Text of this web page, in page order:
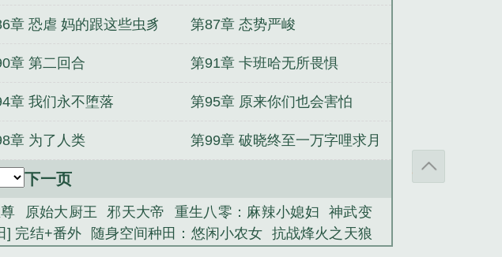
章 恐虐 妈的跟这些虫豸
起怎么能抢到手办
第87章 态势严峻
章 第二回合 第91章 卡班哈无所畏惧
章 我们永不堕落 第95章 原来你们也会害怕
章 为了人类 第99章 破晓终至一万字哩求月
下一页
原始大厨王 邪天大帝 重生八零：麻辣小媳妇
神武变
] 完结+番外 随身空间种田：悠闲小农女
抗战烽火之天狼